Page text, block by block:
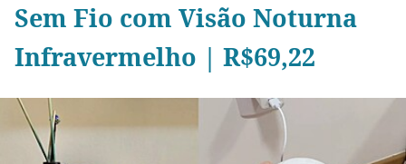
Sem Fio com Visão Noturna
Infravermelho | R$69,22